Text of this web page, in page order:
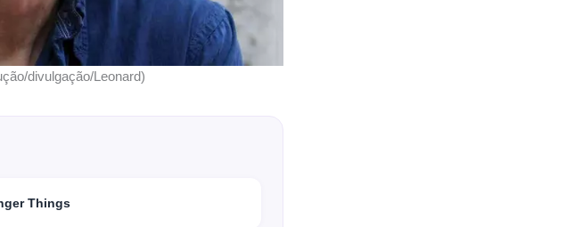
divulgação/Leonard)
Things